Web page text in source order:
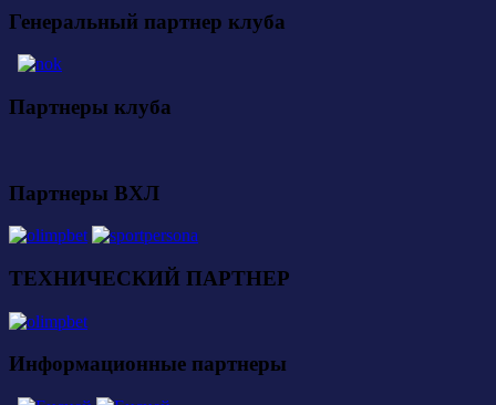
Генеральный партнер клуба
Партнеры клуба
Партнеры ВХЛ
ТЕХНИЧЕСКИЙ ПАРТНЕР
Информационные партнеры